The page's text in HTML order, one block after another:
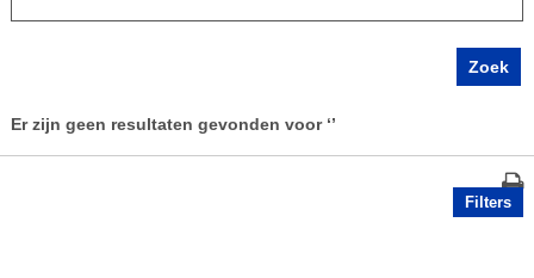
Er zijn geen resultaten gevonden voor ‘’
Filters